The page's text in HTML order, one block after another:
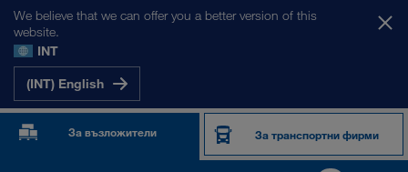
We believe that we can offer you a better version of this
website.
INT
(INT) English
За възложители За транспортни фирми